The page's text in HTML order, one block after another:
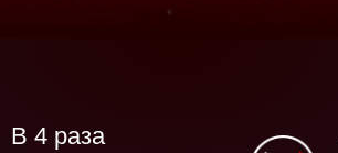
В 4 раза